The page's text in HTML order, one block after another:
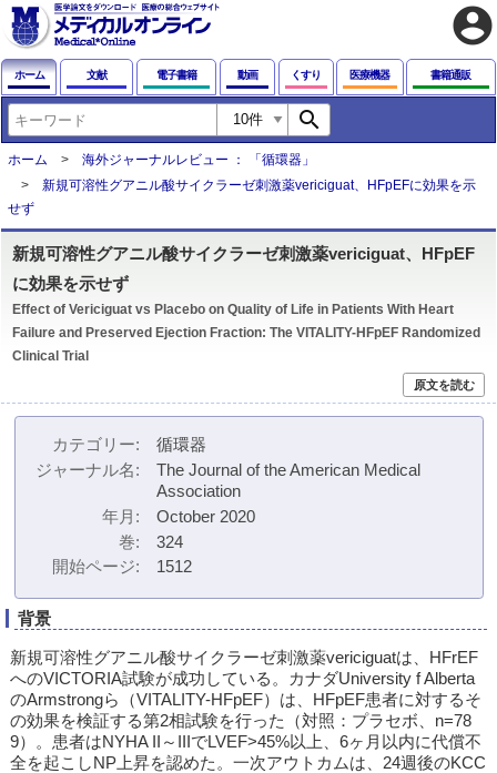
account_circle
ホーム 文献 電子書籍 動画 くすり 医療機器 書籍通販
search
ホーム
海外ジャーナルレビュー ： 「循環器」
新規可溶性グアニル酸サイクラーゼ刺激薬vericiguat、HFpEFに効果を示
せず
新規可溶性グアニル酸サイクラーゼ刺激薬vericiguat、HFpEF
に効果を示せず
Effect of Vericiguat vs Placebo on Quality of Life in Patients With Heart
Failure and Preserved Ejection Fraction: The VITALITY-HFpEF Randomized
Clinical Trial
原文を読む
カテゴリー
循環器
ジャーナル名
The Journal of the American Medical
Association
年月
October 2020
巻
324
開始ページ
1512
背景
新規可溶性グアニル酸サイクラーゼ刺激薬vericiguatは、HFrEF
へのVICTORIA試験が成功している。カナダUniversity f Alberta
のArmstrongら（VITALITY-HFpEF）は、HFpEF患者に対するそ
の効果を検証する第2相試験を行った（対照：プラセボ、n=78
9）。患者はNYHA II～IIIでLVEF>45%以上、6ヶ月以内に代償不
全を起こしNP上昇を認めた。一次アウトカムは、24週後のKCC